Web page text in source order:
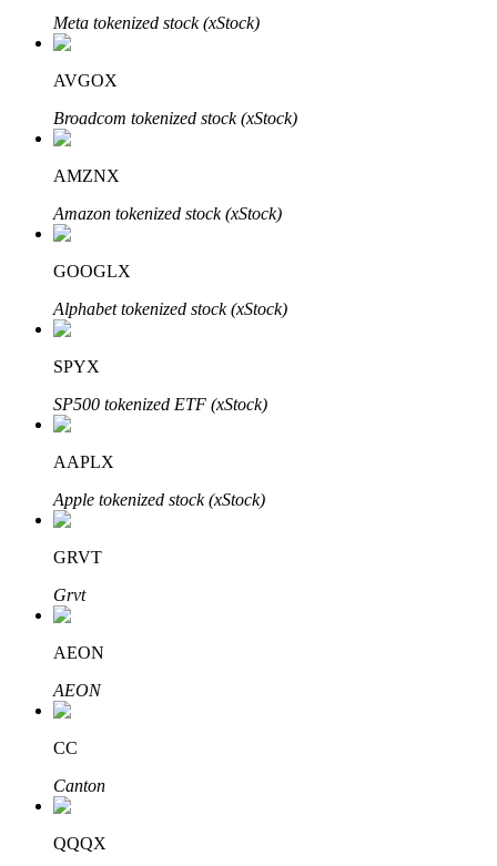
Naucz się stakingu
Dowiedz się, jak uzyskać dochód pasywny
Bitrue
AI
Bitruści Partnerzy
Meta tokenized stock (xStock)
AVGOX
Broadcom tokenized stock (xStock)
AMZNX
Amazon tokenized stock (xStock)
GOOGLX
Alphabet tokenized stock (xStock)
SPYX
SP500 tokenized ETF (xStock)
AAPLX
Apple tokenized stock (xStock)
GRVT
Grvt
AEON
AEON
CC
Canton
QQQX